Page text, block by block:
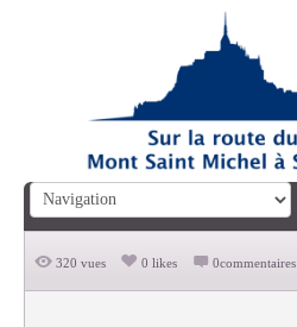
320 vues 0 likes 0commentaires